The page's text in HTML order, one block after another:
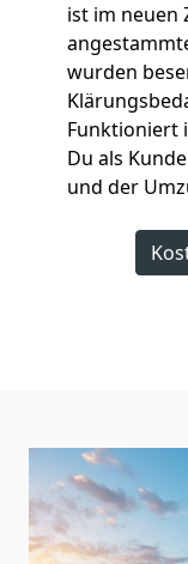
ist im neuen
wurden
Funktioniert
Du als
und der